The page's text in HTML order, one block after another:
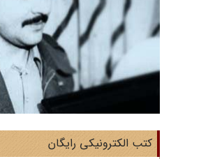
کتب الکترونیکی رایگان